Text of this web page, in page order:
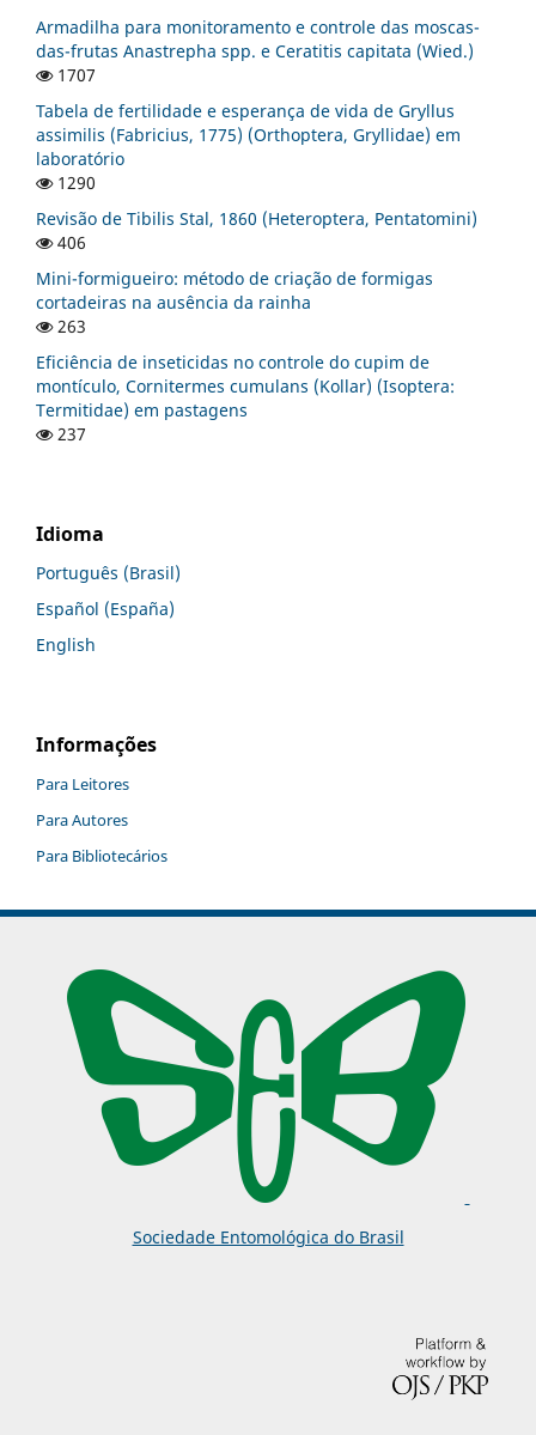
Armadilha para monitoramento e controle das moscas-
das-frutas Anastrepha spp. e Ceratitis capitata (Wied.)
1707
Tabela de fertilidade e esperança de vida de Gryllus
assimilis (Fabricius, 1775) (Orthoptera, Gryllidae) em
laboratório
1290
Revisão de Tibilis Stal, 1860 (Heteroptera, Pentatomini)
406
Mini-formigueiro: método de criação de formigas
cortadeiras na ausência da rainha
263
Eficiência de inseticidas no controle do cupim de
montículo, Cornitermes cumulans (Kollar) (Isoptera:
Termitidae) em pastagens
237
Idioma
Português (Brasil)
Español (España)
English
Informações
Para Leitores
Para Autores
Para Bibliotecários
Sociedade Entomológica do Brasil